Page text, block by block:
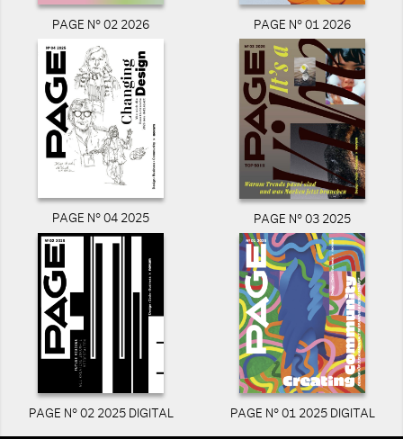
PAGE N° 02 2026 PAGE N° 01 2026
PAGE N° 04 2025 PAGE N° 03 2025
PAGE N° 02 2025 DIGITAL PAGE N° 01 2025 DIGITAL